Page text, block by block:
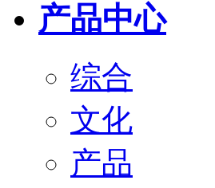
产品中心
综合
文化
产品